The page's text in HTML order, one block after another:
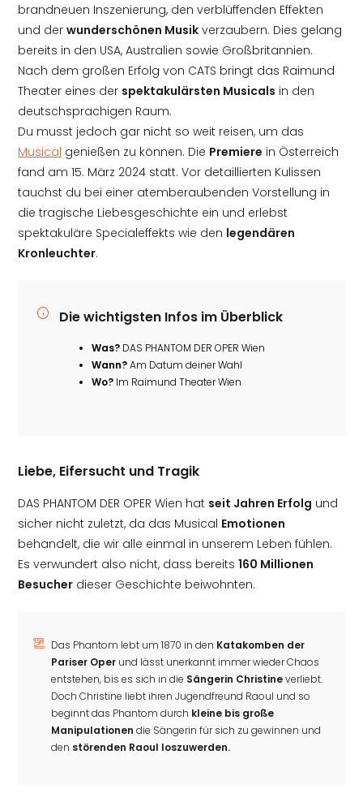
brandneuen Inszenierung, den verblüffenden Effekten
und der wunderschönen Musik verzaubern. Dies gelang
bereits in den USA, Australien sowie Großbritannien.
Nach dem großen Erfolg von CATS bringt das Raimund
Theater eines der spektakulärsten Musicals in den
deutschsprachigen Raum.
Du musst jedoch gar nicht so weit reisen, um das
Musical genießen zu können. Die Premiere in Österreich
fand am 15. März 2024 statt. Vor detaillierten Kulissen
tauchst du bei einer atemberaubenden Vorstellung in
die tragische Liebesgeschichte ein und erlebst
spektakuläre Specialeffekts wie den legendären
Kronleuchter.
Die wichtigsten Infos im Überblick
Was? DAS PHANTOM DER OPER Wien
Wann?Am Datum deiner Wahl
Wo? Im Raimund Theater Wien
Liebe, Eifersucht und Tragik
DAS PHANTOM DER OPER Wien hat seit Jahren Erfolg und
sicher nicht zuletzt, da das Musical Emotionen
behandelt, die wir alle einmal in unserem Leben fühlen.
Es verwundert also nicht, dass bereits 160 Millionen
Besucher dieser Geschichte beiwohnten.
Das Phantom lebt um 1870 in den Katakomben der
Pariser Oper und lässt unerkannt immer wieder Chaos
entstehen, bis es sich in die Sängerin Christineverliebt.
Doch Christine liebt ihren Jugendfreund Raoul und so
beginnt das Phantom durch kleine bis große
Manipulationen die Sängerin für sich zu gewinnen und
den störenden Raoul loszuwerden.